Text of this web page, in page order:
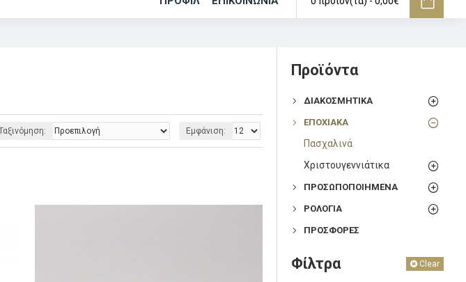
Εμφάνιση:
Προϊόντα
ΔΙΑΚΟΣΜΗΤΙΚΑ
ΕΠΟΧΙΑΚΑ
Πασχαλινά
Χριστουγεννιάτικα
ΠΡΟΣΩΠΟΠΟΙΗΜΕΝΑ
ΡΟΛΟΓΙΑ
ΠΡΟΣΦΟΡΕΣ
Φίλτρα Clear